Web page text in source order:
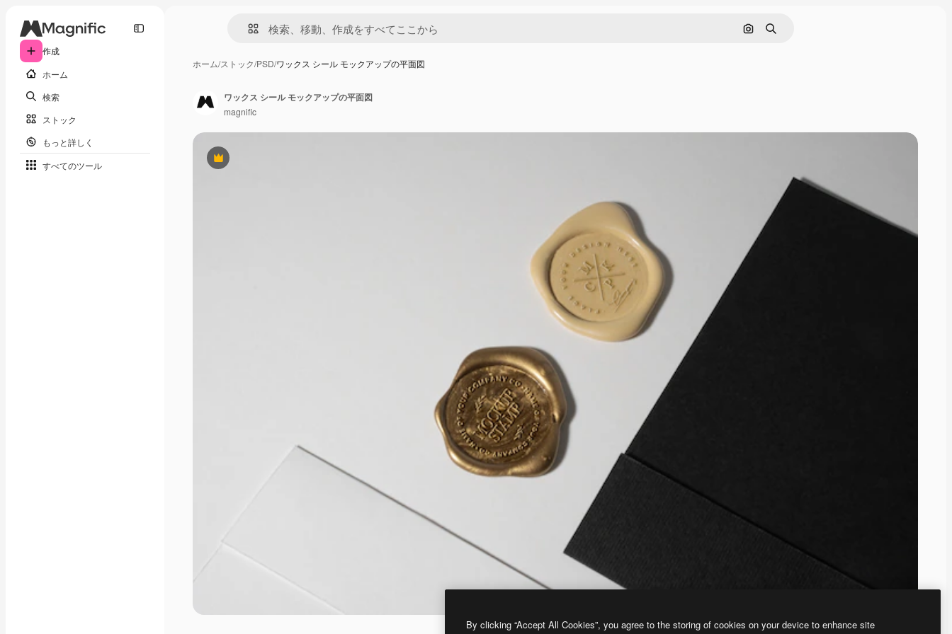
作成
ホーム
検索
ストック
もっと詳しく
すべてのツール
画像で検索
検索
ホーム/ストック/PSD/ワックス シール モックアップの平面図
Premium
ワックス シール モックアップの平面図
magnific
By clicking “Accept All Cookies”, you agree to the storing of cookies on your device to enhance site